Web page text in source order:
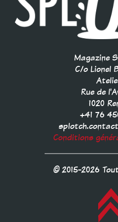
Magazine
C/o Lionel
Rue de
1020
+41 76
Conditions
© 2015-2026